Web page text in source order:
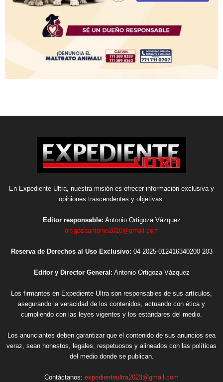
En Expediente Ultra, nuestra misión es ofrecer información exclusiva y
opiniones trascendentes y objetivas.
Editor responsable: Antonio Ortigoza Vázquez
ortigozaantonio2026@gmail.com
Reserva de Derechos al Uso Exclusivo: 04-2025-012416340200-203
Editor y Director General: Antonio Ortigoza Vázquez
Los firmantes en Expediente Ultra son responsables de sus artículos,
asegurando la veracidad de los contenidos, actuando con ética y
cumpliendo con las leyes vigentes y los estándares del medio.
Los anunciantes deben garantizar que el contenido de sus anuncios sea
veraz, sean honestos, legales, respetuosos y alineados con las políticas
del medio donde se publican.
Contáctanos: expedienteultra2023@gmail.com